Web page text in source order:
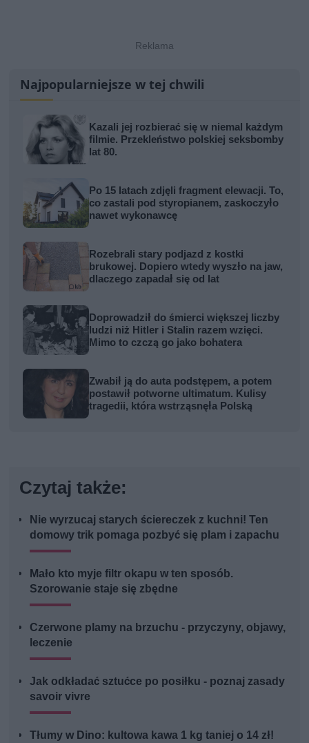
Najpopularniejsze w tej chwili
Kazali jej rozbierać się w niemal każdym
filmie. Przekleństwo polskiej seksbomby
lat 80.
Po 15 latach zdjęli fragment elewacji. To,
co zastali pod styropianem, zaskoczyło
nawet wykonawcę
Rozebrali stary podjazd z kostki
brukowej. Dopiero wtedy wyszło na jaw,
dlaczego zapadał się od lat
Doprowadził do śmierci większej liczby
ludzi niż Hitler i Stalin razem wzięci.
Mimo to czczą go jako bohatera
Zwabił ją do auta podstępem, a potem
postawił potworne ultimatum. Kulisy
tragedii, która wstrząsnęła Polską
Czytaj także:
Nie wyrzucaj starych ściereczek z kuchni! Ten
domowy trik pomaga pozbyć się plam i zapachu
Mało kto myje filtr okapu w ten sposób.
Szorowanie staje się zbędne
Czerwone plamy na brzuchu - przyczyny, objawy,
leczenie
Jak odkładać sztućce po posiłku - poznaj zasady
savoir vivre
Tłumy w Dino: kultowa kawa 1 kg taniej o 14 zł!